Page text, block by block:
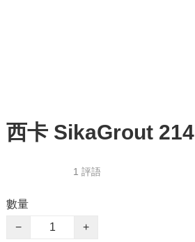
西卡 SikaGrout
1 評語
數量
−
+